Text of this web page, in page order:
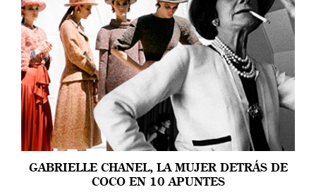
GABRIELLE CHANEL, LA MUJER DETRÁS DE
COCO EN 10 APUNTES